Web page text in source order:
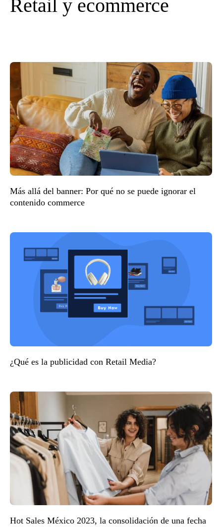
Retail y ecommerce
Más allá del banner: Por qué no se puede ignorar el
contenido commerce
¿Qué es la publicidad con Retail Media?
Hot Sales México 2023, la consolidación de una fecha